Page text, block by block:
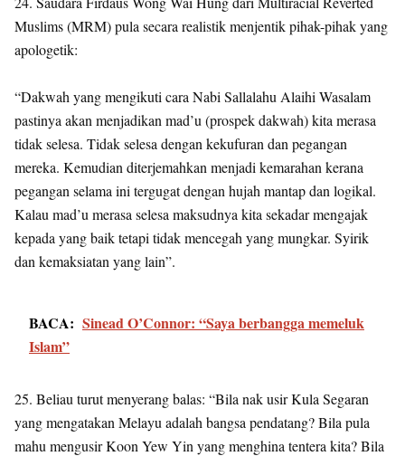
Muslims (MRM) pula secara realistik menjentik pihak-pihak yang
apologetik:
“Dakwah yang mengikuti cara Nabi Sallalahu Alaihi Wasalam
pastinya akan menjadikan mad’u (prospek dakwah) kita merasa
tidak selesa. Tidak selesa dengan kekufuran dan pegangan
mereka. Kemudian diterjemahkan menjadi kemarahan kerana
pegangan selama ini tergugat dengan hujah mantap dan logikal.
Kalau mad’u merasa selesa maksudnya kita sekadar mengajak
kepada yang baik tetapi tidak mencegah yang mungkar. Syirik
dan kemaksiatan yang lain”.
BACA: Sinead O’Connor: “Saya berbangga memeluk
Islam”
25. Beliau turut menyerang balas: “Bila nak usir Kula Segaran
yang mengatakan Melayu adalah bangsa pendatang? Bila pula
mahu mengusir Koon Yew Yin yang menghina tentera kita? Bila